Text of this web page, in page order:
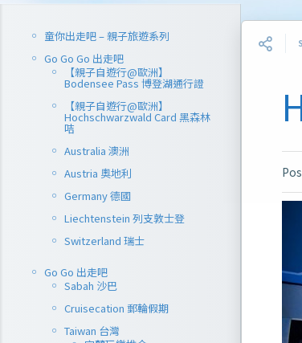
童你出走吧 – 親子旅遊系列
Go Go Go 出走吧
【親子自遊行@歐洲】
Bodensee Pass 博登湖通行證
【親子自遊行@歐洲】
Hochschwarzwald Card 黑森林
咭
Australia 澳洲
Austria 奧地利
Germany 德國
Liechtenstein 列支敦士登
Switzerland 瑞士
Go Go 出走吧
Sabah 沙巴
Cruisecation 郵輪假期
Taiwan 台灣